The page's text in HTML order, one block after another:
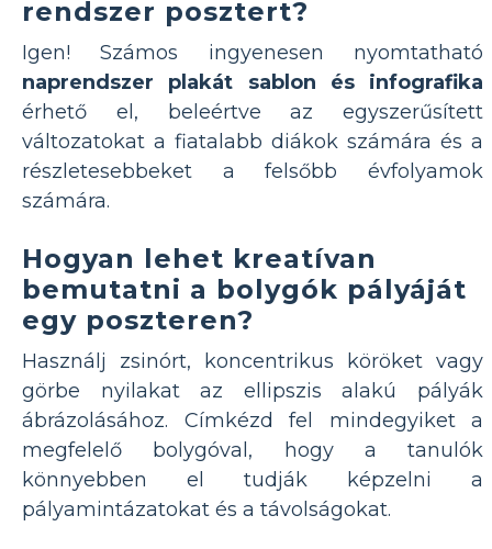
rendszer posztert?
Igen! Számos ingyenesen nyomtatható
naprendszer plakát sablon és infografika
érhető el, beleértve az egyszerűsített
változatokat a fiatalabb diákok számára és a
részletesebbeket a felsőbb évfolyamok
számára.
Hogyan lehet kreatívan
bemutatni a bolygók pályáját
egy poszteren?
Használj zsinórt, koncentrikus köröket vagy
görbe nyilakat az ellipszis alakú pályák
ábrázolásához. Címkézd fel mindegyiket a
megfelelő bolygóval, hogy a tanulók
könnyebben el tudják képzelni a
pályamintázatokat és a távolságokat.